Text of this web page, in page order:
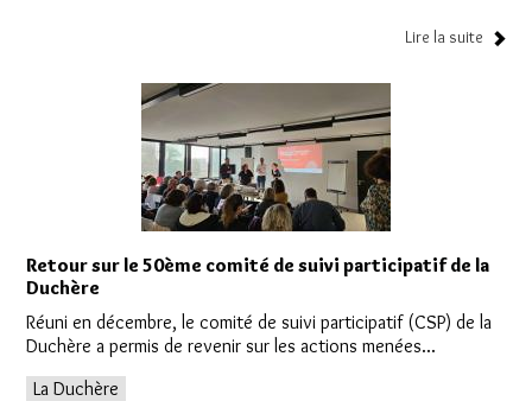
Lire la suite
Retour sur le 50ème comité de suivi participatif de la
Duchère
Réuni en décembre, le comité de suivi participatif (CSP) de la
Duchère a permis de revenir sur les actions menées...
La Duchère